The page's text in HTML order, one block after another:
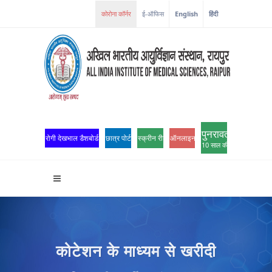
ई-ऑफिस English हिंदी
रोगी देखभाल डैशबोर्ड छात्र पोर्टल स्क्रीन रीडर एक्सेसऑनलाइन ओपीडी पंजीकरण
पुनरावर्तन
10 साल की उत्कृष्टता
कोटेशन के माध्यम से खरीदी